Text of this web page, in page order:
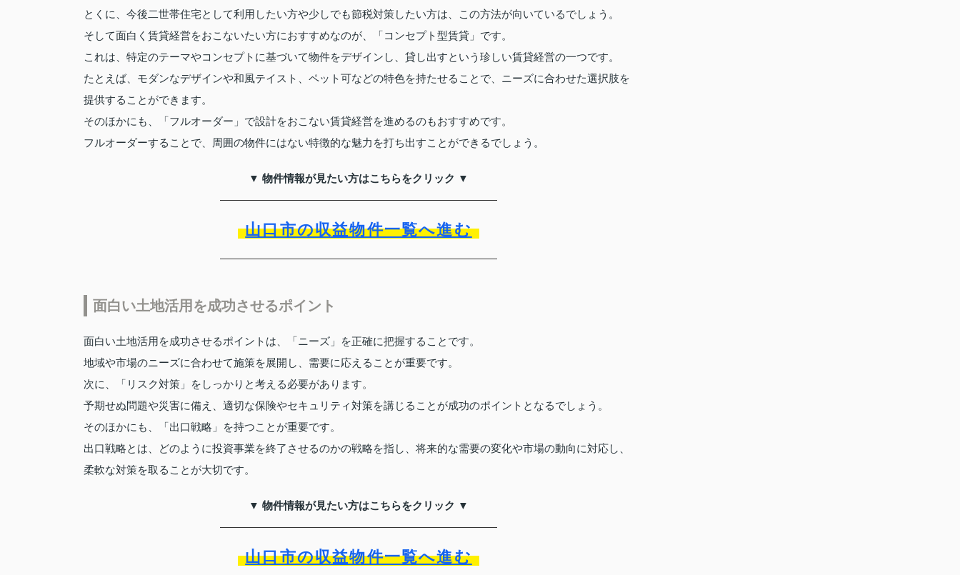
とくに、今後二世帯住宅として利用したい方や少しでも節税対策したい方は、この方法が向いているでしょう。
そして面白く賃貸経営をおこないたい方におすすめなのが、「コンセプト型賃貸」です。
これは、特定のテーマやコンセプトに基づいて物件をデザインし、貸し出すという珍しい賃貸経営の一つです。
たとえば、モダンなデザインや和風テイスト、ペット可などの特色を持たせることで、ニーズに合わせた選択肢を
提供することができます。
そのほかにも、「フルオーダー」で設計をおこない賃貸経営を進めるのもおすすめです。
フルオーダーすることで、周囲の物件にはない特徴的な魅力を打ち出すことができるでしょう。
▼ 物件情報が見たい方はこちらをクリック ▼
山口市の収益物件一覧へ進む
面白い土地活用を成功させるポイント
面白い土地活用を成功させるポイントは、「ニーズ」を正確に把握することです。
地域や市場のニーズに合わせて施策を展開し、需要に応えることが重要です。
次に、「リスク対策」をしっかりと考える必要があります。
予期せぬ問題や災害に備え、適切な保険やセキュリティ対策を講じることが成功のポイントとなるでしょう。
そのほかにも、「出口戦略」を持つことが重要です。
出口戦略とは、どのように投資事業を終了させるのかの戦略を指し、将来的な需要の変化や市場の動向に対応し、
柔軟な対策を取ることが大切です。
▼ 物件情報が見たい方はこちらをクリック ▼
山口市の収益物件一覧へ進む